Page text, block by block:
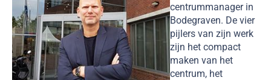
centrummanager in
Bodegraven. De vier
pijlers van zijn werk
zijn het compact
maken van het
centrum, het